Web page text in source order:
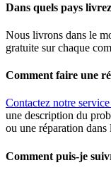
Dans quels pays
Nous livrons dans le
gratuite sur chaque
Comment faire une
Contactez notre
une description du
ou une réparation dans
Comment puis-je